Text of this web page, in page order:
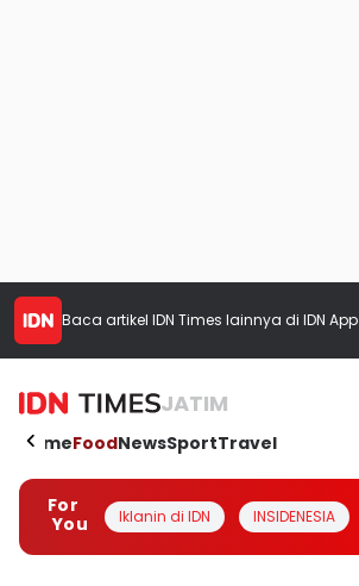
Baca artikel IDN Times lainnya di IDN App
JATIM
HomeFoodNewsSportTravel
For
You
Iklanin di IDN INSIDENESIA